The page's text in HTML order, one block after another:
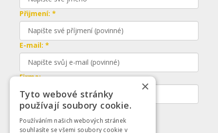
Přijmení: *
E-mail: *
Firma:
Odeslat
×
Tyto webové stránky
používají soubory cookie.
Používáním našich webových stránek
souhlasíte se všemi soubory cookie v